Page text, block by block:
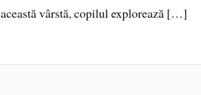
vârstă, copilul explorează […]